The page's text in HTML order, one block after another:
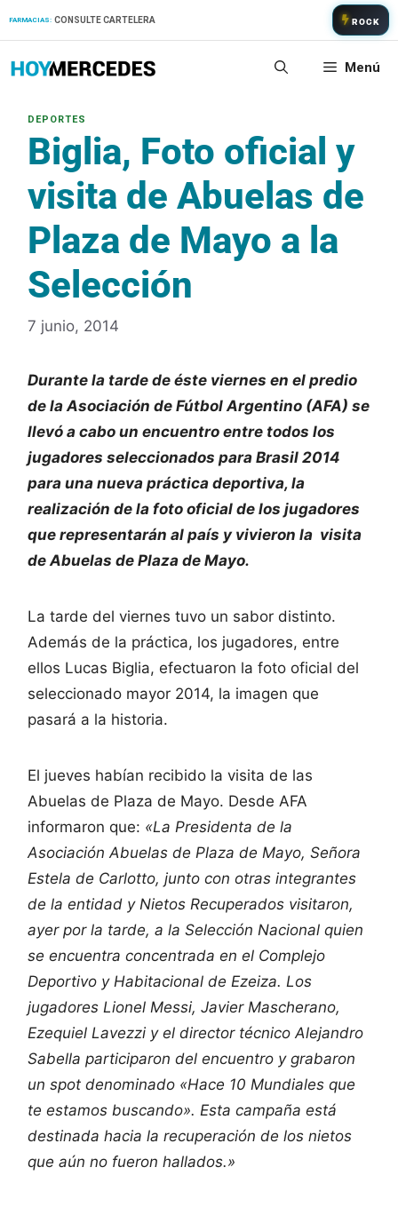
FARMACIAS: CONSULTE CARTELERA ROCK
Menú
Biglia, Foto oficial y
visita de Abuelas de
Plaza de Mayo a la
Selección
7 junio, 2014
Durante la tarde de éste viernes en el predio
de la Asociación de Fútbol Argentino (AFA) se
llevó a cabo un encuentro entre todos los
jugadores seleccionados para Brasil 2014
para una nueva práctica deportiva, la
realización de la foto oficial de los jugadores
que representarán al país y vivieron la visita
de Abuelas de Plaza de Mayo.
La tarde del viernes tuvo un sabor distinto.
Además de la práctica, los jugadores, entre
ellos Lucas Biglia, efectuaron la foto oficial del
seleccionado mayor 2014, la imagen que
pasará a la historia.
El jueves habían recibido la visita de las
Abuelas de Plaza de Mayo. Desde AFA
informaron que: «La Presidenta de la
Asociación Abuelas de Plaza de Mayo, Señora
Estela de Carlotto, junto con otras integrantes
de la entidad y Nietos Recuperados visitaron,
ayer por la tarde, a la Selección Nacional quien
se encuentra concentrada en el Complejo
Deportivo y Habitacional de Ezeiza. Los
jugadores Lionel Messi, Javier Mascherano,
Ezequiel Lavezzi y el director técnico Alejandro
Sabella participaron del encuentro y grabaron
un spot denominado «Hace 10 Mundiales que
te estamos buscando». Esta campaña está
destinada hacia la recuperación de los nietos
que aún no fueron hallados.»